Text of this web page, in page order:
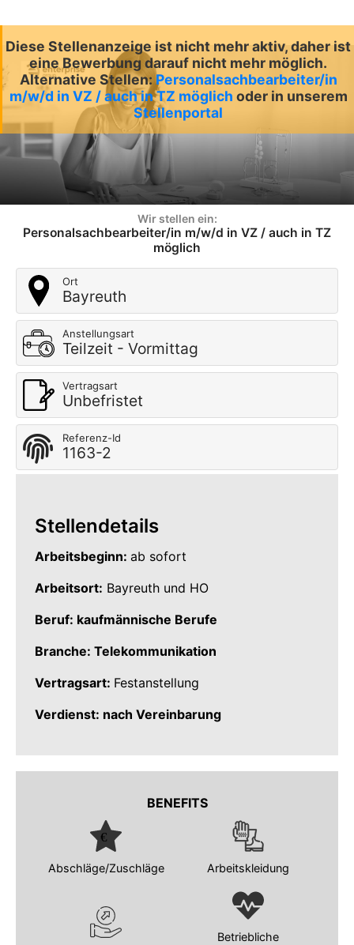
Diese Stellenanzeige ist nicht mehr aktiv, daher ist
eine Bewerbung darauf nicht mehr möglich.
Alternative Stellen: Personalsachbearbeiter/in
m/w/d in VZ / auch in TZ möglich oder in unserem
Stellenportal
Wir stellen ein:
Personalsachbearbeiter/in m/w/d in VZ / auch in TZ
möglich
Ort
Bayreuth
Anstellungsart
Teilzeit - Vormittag
Vertragsart
Unbefristet
Referenz-Id
1163-2
Stellendetails
Arbeitsbeginn: ab sofort
Arbeitsort: Bayreuth und HO
Beruf: kaufmännische Berufe
Branche: Telekommunikation
Vertragsart: Festanstellung
Verdienst: nach Vereinbarung
BENEFITS
Abschläge/Zuschläge Arbeitskleidung
Betriebliche